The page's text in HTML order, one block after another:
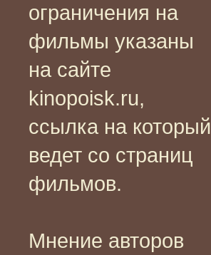
ограничения на
фильмы указаны
на сайте
kinopoisk.ru,
ссылка на который
ведет со страниц
фильмов.
Мнение авторов